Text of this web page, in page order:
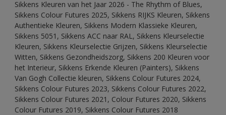
Sikkens Kleuren van het Jaar 2026 - The Rhythm of Blues,
Sikkens Colour Futures 2025, Sikkens RIJKS Kleuren, Sikkens
Authentieke Kleuren, Sikkens Modern Klassieke Kleuren,
Sikkens 5051, Sikkens ACC naar RAL, Sikkens Kleurselectie
Kleuren, Sikkens Kleurselectie Grijzen, Sikkens Kleurselectie
Witten, Sikkens Gezondheidszorg, Sikkens 200 Kleuren voor
het Interieur, Sikkens Erkende Kleuren (Painters), Sikkens
Van Gogh Collectie kleuren, Sikkens Colour Futures 2024,
Sikkens Colour Futures 2023, Sikkens Colour Futures 2022,
Sikkens Colour Futures 2021, Colour Futures 2020, Sikkens
Colour Futures 2019, Sikkens Colour Futures 2018